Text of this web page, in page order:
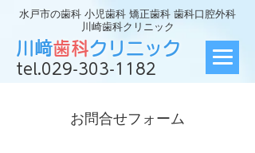
川﨑歯科クリニック
水戸市の歯科 小児歯科 矯正歯科 歯科口腔外科
川崎歯科クリニック
tel.029-303-1182
お問合せフォーム